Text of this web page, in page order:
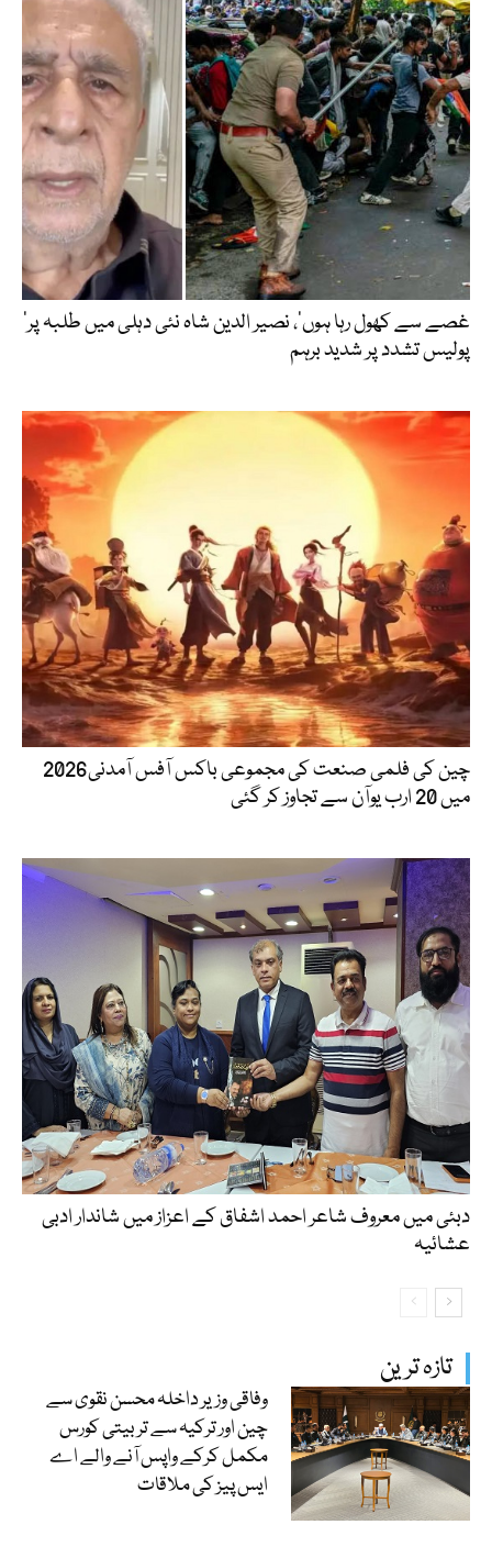
تازہ ترین
وفاقی وزیر داخلہ محسن نقوی سے
چین اور ترکیہ سے تربیتی کورس
مکمل کرکے واپس آنے والے اے
ایس پیز کی ملاقات
’غصے سے کھول رہا ہوں‘، نصیر الدین شاہ نئی دہلی میں طلبہ پر
پولیس تشدد پر شدید برہم
چین کی فلمی صنعت کی مجموعی باکس آفس آمدنی2026
میں 20 ارب یوآن سے تجاوز کر گئی
دبئی میں معروف شاعر احمد اشفاق کے اعزاز میں شاندار ادبی
عشائیہ